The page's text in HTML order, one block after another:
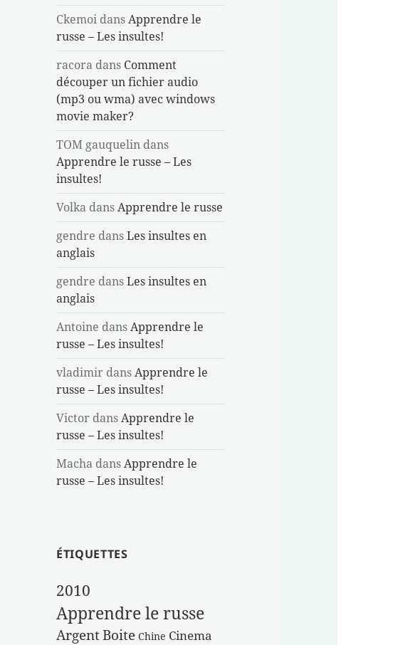
Ckemoi dansApprendre le
russe – Les insultes!
racora dans Comment
découper un fichier audio
(mp3 ou wma) avec windows
movie maker?
TOM gauquelin dans
Apprendre le russe – Les
insultes!
Volka dansApprendre le russe
gendre dansLes insultes en
anglais
gendre dansLes insultes en
anglais
Antoine dansApprendre le
russe – Les insultes!
vladimir dansApprendre le
russe – Les insultes!
Victor dansApprendre le
russe – Les insultes!
Macha dansApprendre le
russe – Les insultes!
ÉTIQUETTES
2010
Apprendre le russe
ArgentBoite Chine Cinema